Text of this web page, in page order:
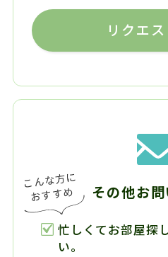
リクエ
その他お
忙しくてお部屋探
い。